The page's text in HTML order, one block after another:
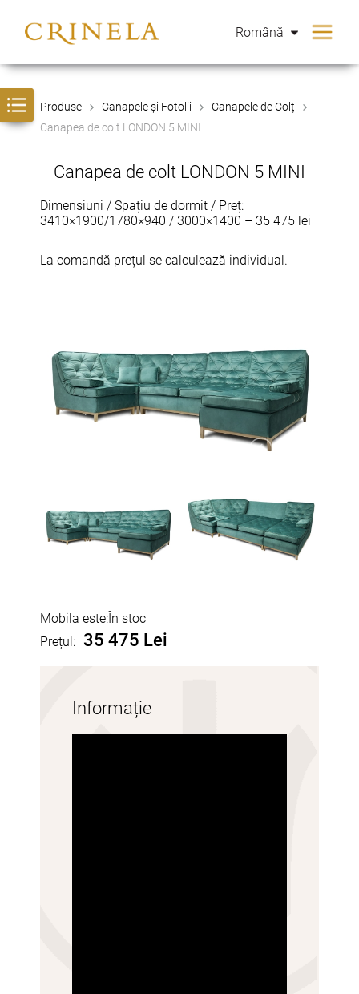
Română
Produse Canapele și Fotolii
Canapele de Colț
Canapea de colt LONDON 5 MINI
Canapea de colt LONDON 5 MINI
Dimensiuni / Spațiu de dormit / Preț:
3410×1900/1780×940 / 3000×1400 – 35 475 lei
La comandă prețul se calculează individual.
Mobila este:În stoc
Prețul: 35 475 Lei
Informație